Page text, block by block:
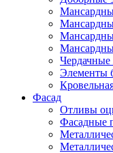
Чердачные
Элементы
Фасад
Отливы
Фасадные